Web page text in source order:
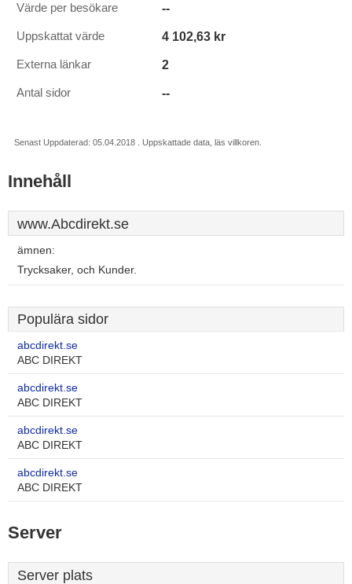
Värde per besökare --
Uppskattat värde 4 102,63 kr
Externa länkar 2
Antal sidor --
Senast Uppdaterad: 05.04.2018 . Uppskattade data, läs villkoren.
Innehåll
www.Abcdirekt.se
ämnen:
Trycksaker, och Kunder.
Populära sidor
abcdirekt.se
ABC DIREKT
abcdirekt.se
ABC DIREKT
abcdirekt.se
ABC DIREKT
abcdirekt.se
ABC DIREKT
Server
Server plats